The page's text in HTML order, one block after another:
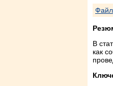
Файл
В
как